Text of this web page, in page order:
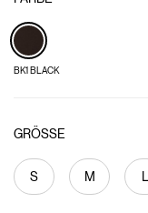
BK1 BLACK
GRÖSSE
S M L